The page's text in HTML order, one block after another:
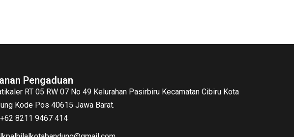
Pengaduan
RT 05 RW 07 No 49 Kelurahan Pasirbiru Kecamatan Cibiru Kota
Kode Pos 40615 Jawa Barat.
+62 8211 9467 414